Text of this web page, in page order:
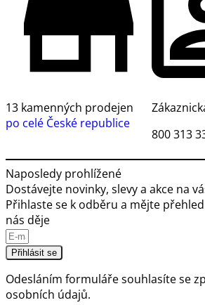
13 kamenných prodejen
po celé České republice
800 313
Naposledy prohlížené
Dostávejte novinky, slevy a akce na
Přihlaste se k odběru a mějte
nás děje
Přihlásit se
Odesláním formuláře souhlasíte se
osobních údajů.